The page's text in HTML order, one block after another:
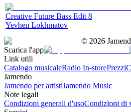
Creative Future Bass Edit 8
Yevhen Lokhmatov
© 2026
Scarica l'app
Link utili
Catalogo musicaleRadio In-storePrezzi
Jamendo
Jamendo per artistiJamendo Music
Note legali
Condizioni generali d'usoCondizioni di